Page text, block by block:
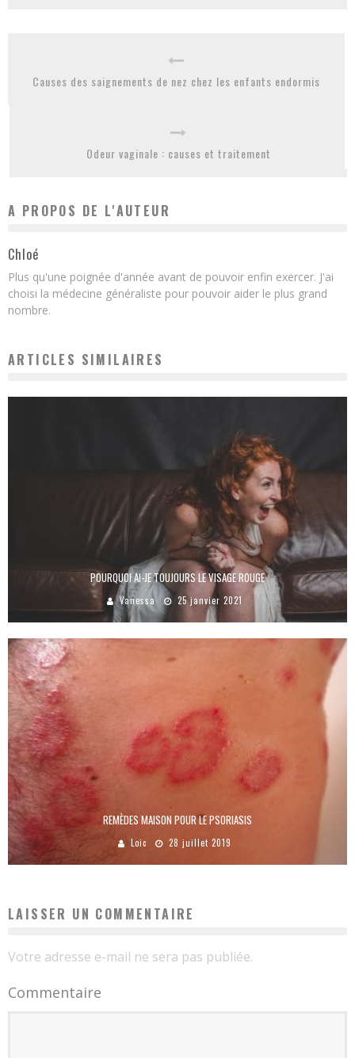
Causes des saignements de nez chez les enfants endormis
Odeur vaginale : causes et traitement
A PROPOS DE L'AUTEUR
Chloé
Plus qu'une poignée d'année avant de pouvoir enfin exercer. J'ai
choisi la médecine généraliste pour pouvoir aider le plus grand
nombre.
ARTICLES SIMILAIRES
POURQUOI AI-JE TOUJOURS LE VISAGE ROUGE
Vanessa 25 janvier 2021
REMÈDES MAISON POUR LE PSORIASIS
Loic 28 juillet 2019
LAISSER UN COMMENTAIRE
Votre adresse e-mail ne sera pas publiée.
Commentaire